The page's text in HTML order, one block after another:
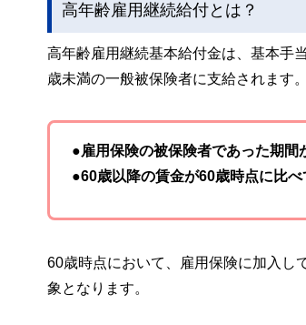
高年齢雇用継続給付とは？
高年齢雇用継続基本給付金は、基本手
歳未満の一般被保険者に支給されます。
●雇用保険の被保険者であった期間
●60歳以降の賃金が60歳時点に比
60歳時点において、雇用保険に加入し
象となります。